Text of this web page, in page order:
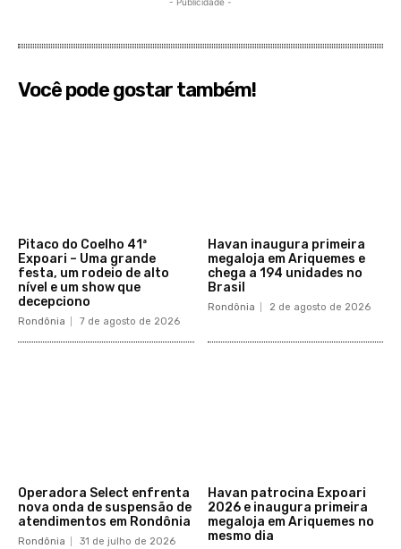
Você pode gostar também!
Pitaco do Coelho 41ª
Expoari – Uma grande
festa, um rodeio de alto
nível e um show que
decepciono
Rondônia 7 de agosto de 2026
Havan inaugura primeira
megaloja em Ariquemes e
chega a 194 unidades no
Brasil
Rondônia 2 de agosto de 2026
Operadora Select enfrenta
nova onda de suspensão de
atendimentos em Rondônia
Rondônia 31 de julho de 2026
Havan patrocina Expoari
2026 e inaugura primeira
megaloja em Ariquemes no
mesmo dia